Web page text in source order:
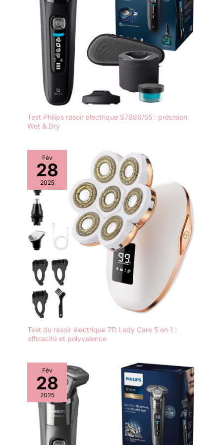
Test Philips rasoir électrique S7886/55 : précision
Wet & Dry
Fév
28
2025
Test du rasoir électrique 7D Lady Care 5 en 1 :
efficacité et polyvalence
Fév
28
2025